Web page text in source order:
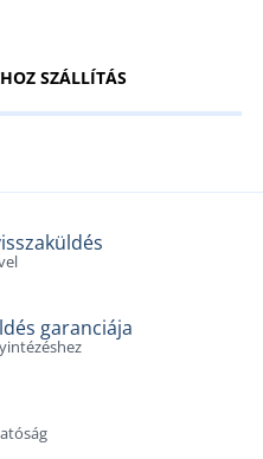
SZÁLLÍTÁS
garanciája